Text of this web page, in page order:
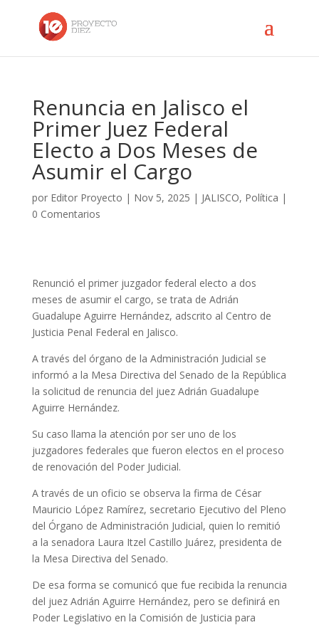
Renuncia en Jalisco el
Primer Juez Federal
Electo a Dos Meses de
Asumir el Cargo
por Editor Proyecto | Nov 5, 2025 | JALISCO, Política |
0 Comentarios
Renunció el primer juzgador federal electo a dos
meses de asumir el cargo, se trata de Adrián
Guadalupe Aguirre Hernández, adscrito al Centro de
Justicia Penal Federal en Jalisco.
A través del órgano de la Administración Judicial se
informó a la Mesa Directiva del Senado de la República
la solicitud de renuncia del juez Adrián Guadalupe
Aguirre Hernández.
Su caso llama la atención por ser uno de los
juzgadores federales que fueron electos en el proceso
de renovación del Poder Judicial.
A través de un oficio se observa la firma de César
Mauricio López Ramírez, secretario Ejecutivo del Pleno
del Órgano de Administración Judicial, quien lo remitió
a la senadora Laura Itzel Castillo Juárez, presidenta de
la Mesa Directiva del Senado.
De esa forma se comunicó que fue recibida la renuncia
del juez Adrián Aguirre Hernández, pero se definirá en
Poder Legislativo en la Comisión de Justicia para